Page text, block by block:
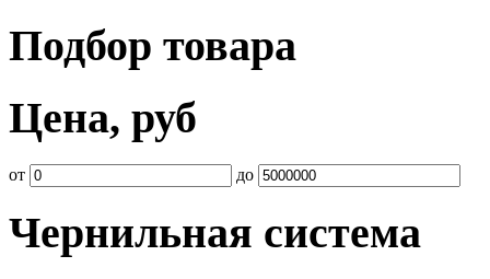
Подбор товара
Цена, руб
от до
Чернильная система